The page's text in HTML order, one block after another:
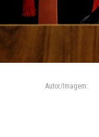
Autor/Imagem: